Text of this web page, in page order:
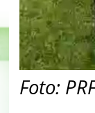
Foto: